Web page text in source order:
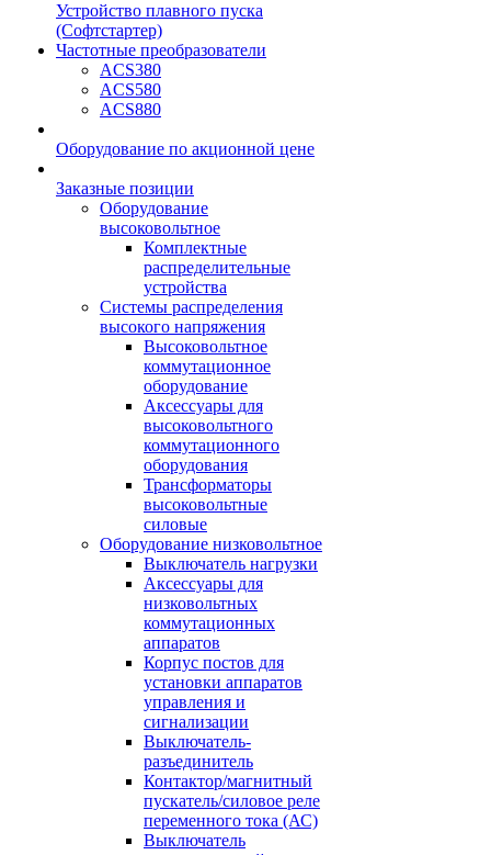
Устройство плавного пуска
(Софтстартер)
Частотные преобразователи
ACS380
ACS580
ACS880
Оборудование по акционной цене
Заказные позиции
Оборудование
высоковольтное
Комплектные
распределительные
устройства
Системы распределения
высокого напряжения
Высоковольтное
коммутационное
оборудование
Аксессуары для
высоковольтного
коммутационного
оборудования
Трансформаторы
высоковольтные
силовые
Оборудование низковольтное
Выключатель нагрузки
Аксессуары для
низковольтных
коммутационных
аппаратов
Корпус постов для
установки аппаратов
управления и
сигнализации
Выключатель-
разъединитель
Контактор/магнитный
пускатель/силовое реле
переменного тока (АС)
Выключатель